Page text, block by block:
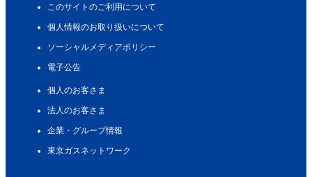
このサイトのご利用について
個人情報のお取り扱いについて
ソーシャルメディアポリシー
電子公告
個人のお客さま
法人のお客さま
企業・グループ情報
東京ガスネットワーク